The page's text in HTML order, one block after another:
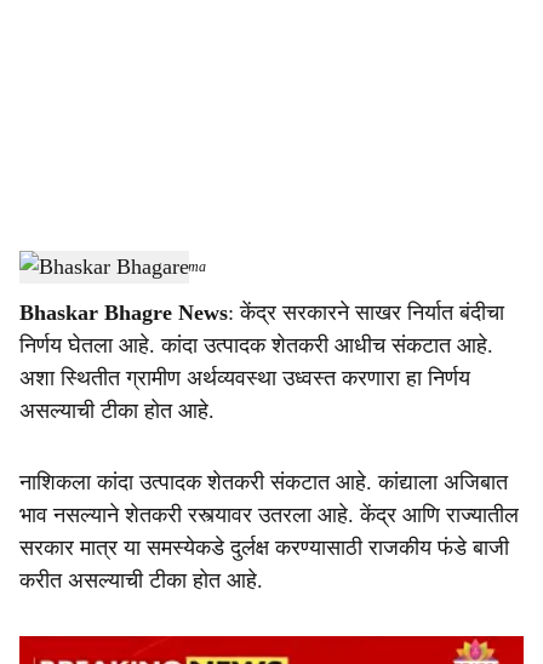
a
r
Bhaskar Bhagare - Sarkarnama
Bhaskar Bhagre News: केंद्र सरकारने साखर निर्यात बंदीचा
निर्णय घेतला आहे. कांदा उत्पादक शेतकरी आधीच संकटात आहे.
अशा स्थितीत ग्रामीण अर्थव्यवस्था उध्वस्त करणारा हा निर्णय
असल्याची टीका होत आहे.
नाशिकला कांदा उत्पादक शेतकरी संकटात आहे. कांद्याला अजिबात
भाव नसल्याने शेतकरी रस्त्यावर उतरला आहे. केंद्र आणि राज्यातील
सरकार मात्र या समस्येकडे दुर्लक्ष करण्यासाठी राजकीय फंडे बाजी
करीत असल्याची टीका होत आहे.